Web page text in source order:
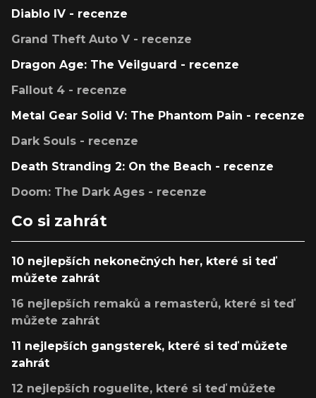
Diablo IV - recenze
Grand Theft Auto V - recenze
Dragon Age: The Veilguard - recenze
Fallout 4 - recenze
Metal Gear Solid V: The Phantom Pain - recenze
Dark Souls - recenze
Death Stranding 2: On the Beach - recenze
Doom: The Dark Ages - recenze
Co si zahrát
10 nejlepších nekonečných her, které si teď
můžete zahrát
16 nejlepších remaků a remasterů, které si teď
můžete zahrát
11 nejlepších gangsterek, které si teď můžete
zahrát
12 nejlepších roguelite, které si teď můžete